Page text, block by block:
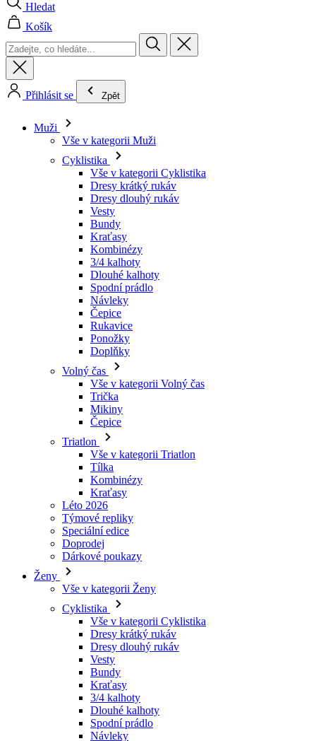
Hledat
Košík
Přihlásit se Zpět
Muži
Vše v kategorii Muži
Cyklistika
Vše v kategorii Cyklistika
Dresy krátký rukáv
Dresy dlouhý rukáv
Vesty
Bundy
Kraťasy
Kombinézy
3/4 kalhoty
Dlouhé kalhoty
Spodní prádlo
Návleky
Čepice
Rukavice
Ponožky
Doplňky
Volný čas
Vše v kategorii Volný čas
Trička
Mikiny
Čepice
Triatlon
Vše v kategorii Triatlon
Tílka
Kombinézy
Kraťasy
Léto 2026
Týmové repliky
Speciální edice
Doprodej
Dárkové poukazy
Ženy
Vše v kategorii Ženy
Cyklistika
Vše v kategorii Cyklistika
Dresy krátký rukáv
Dresy dlouhý rukáv
Vesty
Bundy
Kraťasy
3/4 kalhoty
Dlouhé kalhoty
Spodní prádlo
Návleky